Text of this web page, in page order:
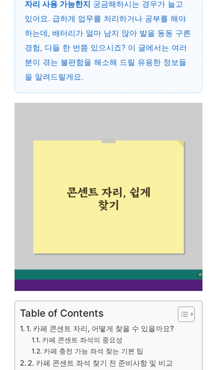
자리 사용 가능한지 궁금해하시는 경우가 늘고
있어요. 급하게 업무를 처리하거나 공부를 해야
하는데, 배터리가 얼마 남지 않아 발을 동동 구른
경험, 다들 한 번쯤 있으시죠? 이 글에서는 여러
분이 겪는 불편함을 해소해 드릴 유용한 정보들
을 알려드릴게요.
Table of Contents
1. 카페 콘센트 자리, 어떻게 찾을 수 있을까요?
카페 콘센트 좌석의 중요성
카페 충전 가능 좌석 찾는 기본 팁
2. 카페 콘센트 좌석 찾기 전 준비사항 및 비교